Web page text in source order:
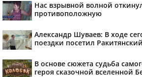
Нас взрывной волной
противоположную
Александр Шуваев: В ходе
поездки посетил
В основе сюжета судьба
героя сказочной вселенной